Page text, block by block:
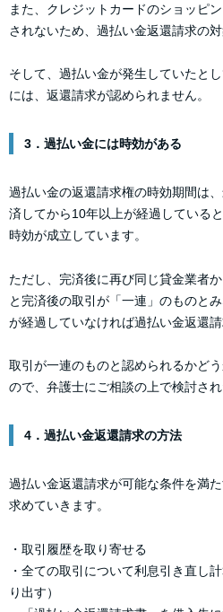
また、クレジットカードのショッピ
されないため、過払い金返還請求の対
そして、過払い金が発生していたと
には、返還請求が認められません。
3．過払い金には時効がある
過払い金の返還請求権の時効期間は
済してから10年以上が経過している
時効が成立しています。
ただし、完済後に再び同じ貸金業者
と完済後の取引が「一連」のものと
が経過していなければ過払い金返還
取引が一連のものと認められるかど
ので、弁護士にご相談の上で検討され
4．過払い金返還請求の方法
過払い金返還請求が可能な条件を満
求めていきます。
・取引履歴を取り寄せる
・全ての取引について利息引き直し
り出す）